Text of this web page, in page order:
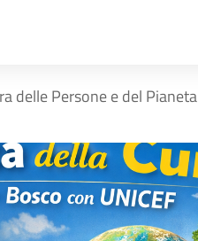
delle Persone e del Pianeta